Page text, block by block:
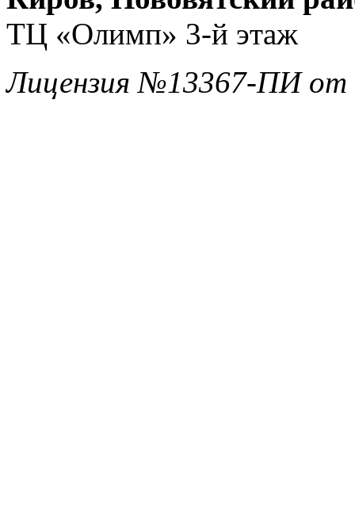
ТЦ «Олимп» 3-й этаж
Лицензия №13367-ПИ от